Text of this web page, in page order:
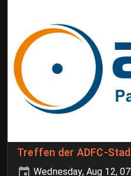
Treffen der ADFC-
Wednesday, Aug 12,